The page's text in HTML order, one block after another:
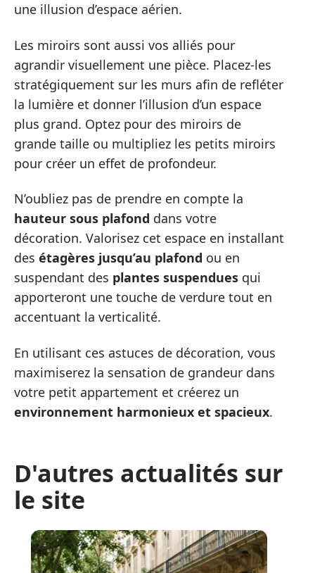
une illusion d’espace aérien.
Les miroirs sont aussi vos alliés pour
agrandir visuellement une pièce. Placez-les
stratégiquement sur les murs afin de refléter
la lumière et donner l’illusion d’un espace
plus grand. Optez pour des miroirs de
grande taille ou multipliez les petits miroirs
pour créer un effet de profondeur.
N’oubliez pas de prendre en compte la
hauteur sous plafond dans votre
décoration. Valorisez cet espace en installant
des étagères jusqu’au plafond ou en
suspendant des plantes suspendues qui
apporteront une touche de verdure tout en
accentuant la verticalité.
En utilisant ces astuces de décoration, vous
maximiserez la sensation de grandeur dans
votre petit appartement et créerez un
environnement harmonieux et spacieux.
D'autres actualités sur
le site